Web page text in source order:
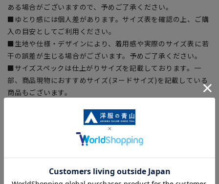
ある場合がございますので、予めご了承ください。
■ゆとり感には個人差があります。サイズ表を確認の上、ご購
入の目安としてご利用ください。
■生地や仕様・デザインにより、着用感や実際のサイズ表に若
干の誤差が生じる場合がございます。予めご了承ください。
■サイズスペックは仕上がりサイズを記載しております。一
部、商品現物におすすめサイズ(ヌードサイズ)を記載している
商品もございます。
加減により、実際の商品と掲載画像の色味が異なる場合がござ
■店舗や各モールサイトと商品在庫を共有しております関係
■お急ぎ発送のご注文につきましても、ご注文のタイミングに